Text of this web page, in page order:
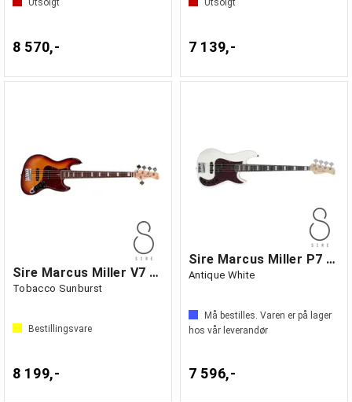
Utsolgt
8 570,-
Utsolgt
7 139,-
Sire Marcus Miller V7 Alder-5
Tobacco Sunburst
Bestillingsvare
8 199,-
Sire Marcus Miller P7 Alder-4
Antique White
Må bestilles. Varen er på lager
hos vår leverandør
7 596,-